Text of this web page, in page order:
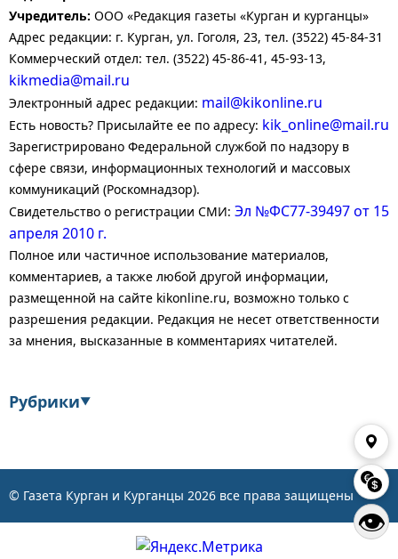
👁
Учредитель: ООО «Редакция газеты «Курган и курганцы»
Адрес редакции: г. Курган, ул. Гоголя, 23, тел. (3522) 45-84-31
Коммерческий отдел: тел. (3522) 45-86-41, 45-93-13,
kikmedia@mail.ru
Электронный адрес редакции: mail@kikonline.ru
Есть новость? Присылайте ее по адресу: kik_online@mail.ru
Зарегистрировано Федеральной службой по надзору в
сфере связи, информационных технологий и массовых
коммуникаций (Роскомнадзор).
Свидетельство о регистрации СМИ: Эл №ФС77-39497 от 15
апреля 2010 г.
Полное или частичное использование материалов,
комментариев, а также любой другой информации,
размещенной на сайте kikonline.ru, возможно только с
разрешения редакции. Редакция не несет ответственности
за мнения, высказанные в комментариях читателей.
Рубрики▼
События
© Газета Курган и Курганцы 2026 все права защищены